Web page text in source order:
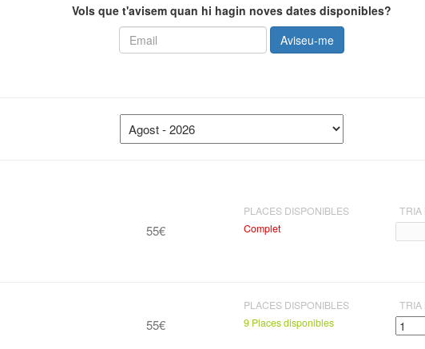
text
Vols que t'avisem quan hi hagin noves dates disponibles?
Aviseu-me
PLACES DISPONIBLES
TRIA
55€ Complet
PLACES DISPONIBLES
TRIA
55€ 9 Places disponibles